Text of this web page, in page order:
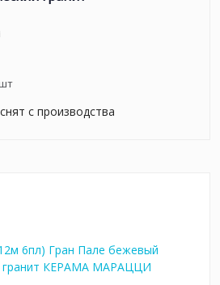
с производства